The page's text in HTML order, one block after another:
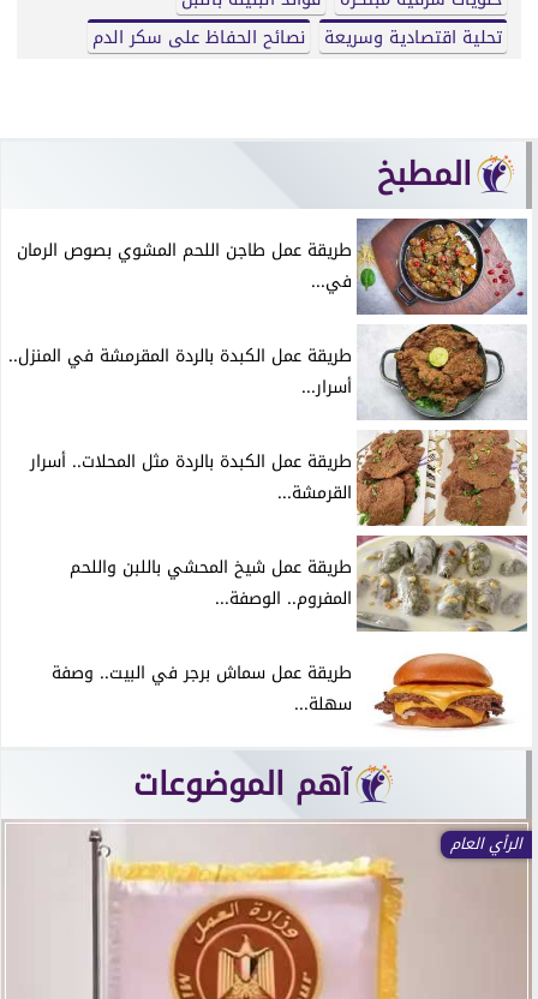
تحلية اقتصادية وسريعة
نصائح الحفاظ على سكر الدم
المطبخ
طريقة عمل طاجن اللحم المشوي بصوص الرمان
في...
طريقة عمل الكبدة بالردة المقرمشة في المنزل..
أسرار...
طريقة عمل الكبدة بالردة مثل المحلات.. أسرار
القرمشة...
طريقة عمل شيخ المحشي باللبن واللحم
المفروم.. الوصفة...
طريقة عمل سماش برجر في البيت.. وصفة
سهلة...
آهم الموضوعات
الرأي العام